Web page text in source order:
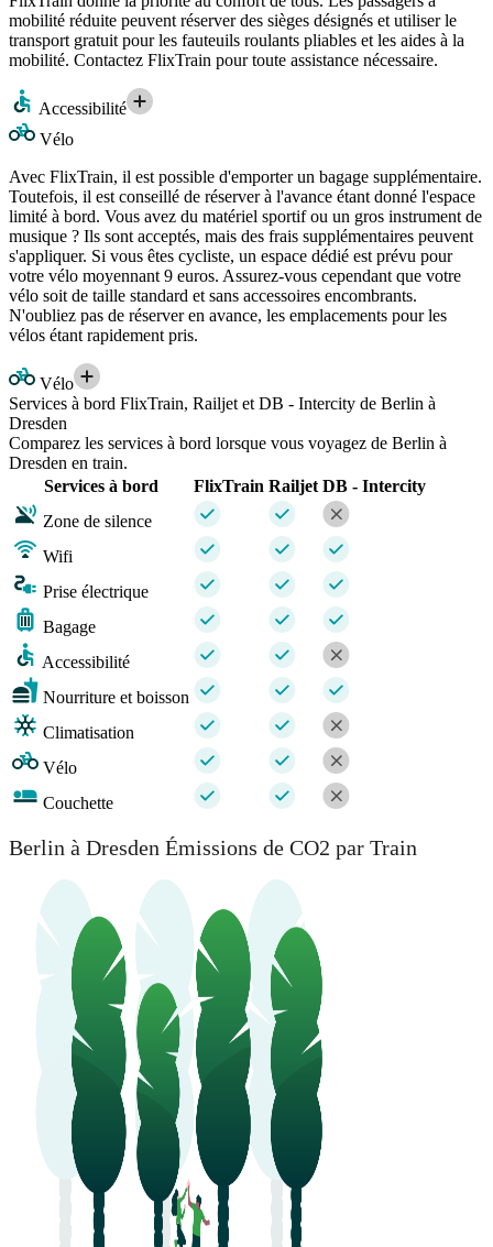
mobilité réduite peuvent réserver des sièges désignés et utiliser le
transport gratuit pour les fauteuils roulants pliables et les aides à la
mobilité. Contactez FlixTrain pour toute assistance nécessaire.
Accessibilité
Vélo
Avec FlixTrain, il est possible d'emporter un bagage supplémentaire.
Toutefois, il est conseillé de réserver à l'avance étant donné l'espace
limité à bord. Vous avez du matériel sportif ou un gros instrument de
musique ? Ils sont acceptés, mais des frais supplémentaires peuvent
s'appliquer. Si vous êtes cycliste, un espace dédié est prévu pour
votre vélo moyennant 9 euros. Assurez-vous cependant que votre
vélo soit de taille standard et sans accessoires encombrants.
N'oubliez pas de réserver en avance, les emplacements pour les
vélos étant rapidement pris.
Vélo
Services à bord FlixTrain, Railjet et DB - Intercity de Berlin à
Dresden
Comparez les services à bord lorsque vous voyagez de Berlin à
Dresden en train.
Services à bord
FlixTrain Railjet DB - Intercity
Zone de silence
Wifi
Prise électrique
Bagage
Accessibilité
Nourriture et boisson
Climatisation
Vélo
Couchette
Berlin à Dresden Émissions de CO2 par Train